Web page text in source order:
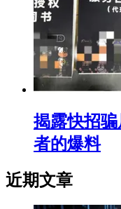
揭露快招
者的爆料
近期文章